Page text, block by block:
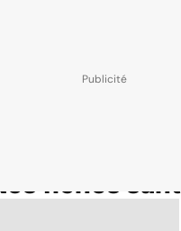
fiches